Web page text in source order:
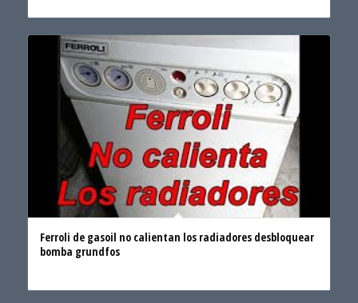
Ferroli de gasoil no calientan los radiadores desbloquear
bomba grundfos